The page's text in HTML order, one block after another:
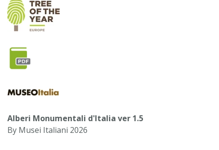
Alberi Monumentali d'Italia ver 1.5
By Musei Italiani 2026